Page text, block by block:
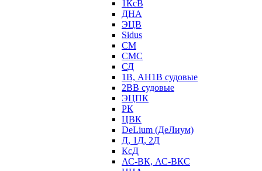
1КсВ
ДНА
ЭЦВ
Sidus
СМ
СМС
СД
1В, АН1В судовые
2ВВ судовые
ЭЦПК
РК
ЦВК
DeLium (ДеЛиум)
Д, 1Д, 2Д
КсД
АС-ВК, АС-ВКС